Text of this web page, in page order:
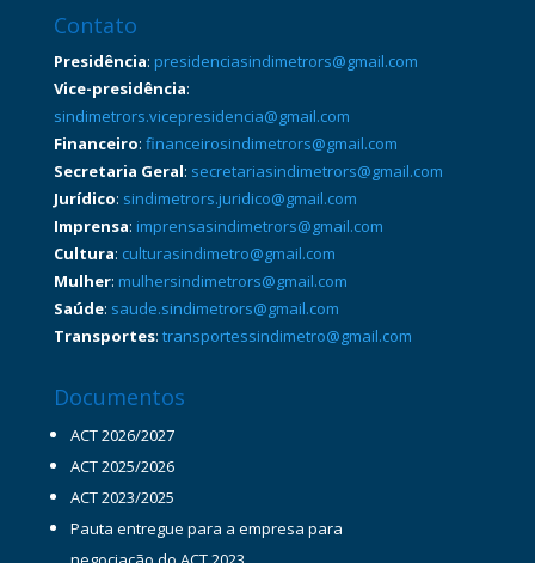
Contato
Presidência: presidenciasindimetrors@gmail.com
Vice-presidência:
sindimetrors.vicepresidencia@gmail.com
Financeiro: financeirosindimetrors@gmail.com
Secretaria Geral: secretariasindimetrors@gmail.com
Jurídico: sindimetrors.juridico@gmail.com
Imprensa: imprensasindimetrors@gmail.com
Cultura: culturasindimetro@gmail.com
Mulher: mulhersindimetrors@gmail.com
Saúde: saude.sindimetrors@gmail.com
Transportes: transportessindimetro@gmail.com
Documentos
ACT 2026/2027
ACT 2025/2026
ACT 2023/2025
Pauta entregue para a empresa para